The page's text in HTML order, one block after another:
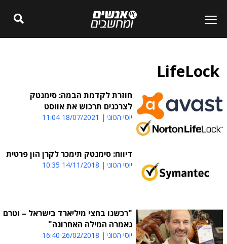
LifeLock
חוזרת לקדמת הבמה: סימנטק
לצרכנים תרכוש את אווסט
יוסי הטוני 18/07/2021 11:04
דיווח: סימנטק תימכר לקרן הון פרטית
יוסי הטוני 14/11/2018 10:35
"רכשנו בחצי מיליארד בישראל – וטרם
נאמרה המילה האחרונה"
יוסי הטוני 26/02/2018 16:40